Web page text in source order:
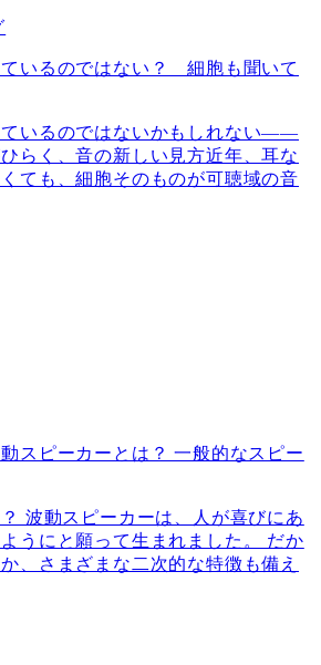
いるのではない？ 細胞も聞いて
ているのではないかもしれない――
らく、音の新しい見方近年、耳な
ても、細胞そのものが可聴域の音
スピーカーとは？ 一般的なスピー
波動スピーカーは、人が喜びにあ
うにと願って生まれました。 だか
、さまざまな二次的な特徴も備え